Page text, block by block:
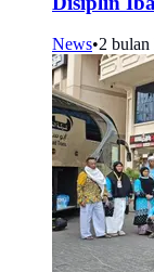
News•2 bulan